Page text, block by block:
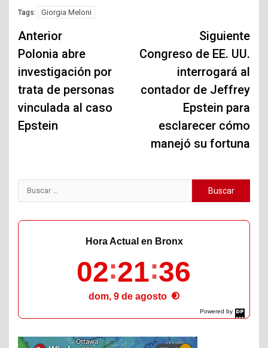
Tags: Giorgia Meloni
Navegación
de
entradas
Anterior
Polonia abre
investigación por
trata de personas
vinculada al caso
Epstein
Siguiente
Congreso de EE. UU.
interrogará al
contador de Jeffrey
Epstein para
esclarecer cómo
manejó su fortuna
Buscar:
Powered by
DaysPedia.com
Hora Actual en Bronx
02 21 37
dom, 9 de agosto